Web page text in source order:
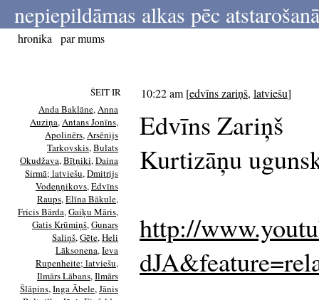
nepiepildāmas alkas pēc
hronika par mums
ŠEIT IR
Anda Baklāne,Anna
Auziņa,Antans Jonīns,
Apolinērs,Arsēnijs
Tarkovskis,Bulats
Okudžava,Bītņiki,Daina
Sirmā; latviešu,Dmitrijs
Vodeņņikovs,Edvīns
Raups,Elīna Bākule,
Fricis Bārda,Gaiķu Māris,
Gatis Krūmiņš,Gunars
Saliņš,Gēte,Heli
Lāksonena,Ieva
Rupenheite; latviešu,
Ilmārs Lābans,Ilmārs
Šlāpins,Inga Ābele,Jānis
10:22 am [edvīns zariņš, latviešu]
Edvīns Zariņš
Kurtizāņu
http://